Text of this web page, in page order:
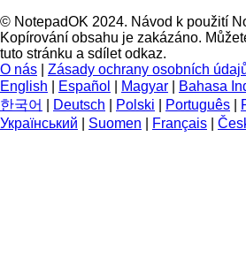
© NotepadOK 2024. Návod k použití
Kopírování obsahu je zakázáno.
tuto stránku a sdílet odkaz.
O nás
Zásady ochrany osobních
English
Español Magyar Bahasa
한국어
Deutsch Polski Português
Український
Suomen Français